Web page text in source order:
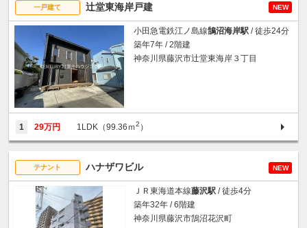
一戸建て 辻堂東海岸戸建 NEW
小田急電鉄江ノ島線鵠沼海岸駅 / 徒歩24分
築年7年 / 2階建
神奈川県藤沢市辻堂東海岸３丁目
1 29万円 1LDK（99.36ｍ2 ）
テナント ハナザワビル NEW
ＪＲ東海道本線藤沢駅 / 徒歩4分
築年32年 / 6階建
神奈川県藤沢市鵠沼花沢町